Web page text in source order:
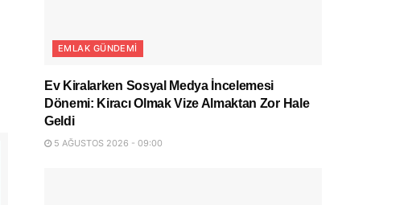
EMLAK GÜNDEMI
Ev Kiralarken Sosyal Medya İncelemesi
Dönemi: Kiracı Olmak Vize Almaktan Zor Hale
Geldi
5 AĞUSTOS 2026 - 09:00